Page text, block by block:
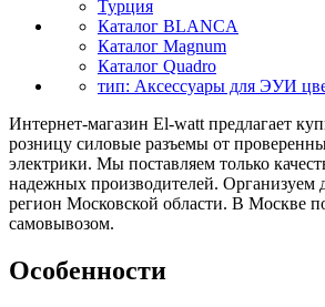
Турция
Каталог BLANCA
Каталог Magnum
Каталог Quadro
тип: Аксессуары для ЭУИ
Интернет-магазин El-watt предлагает
розницу силовые разъемы от
электрики. Мы поставляем только
надежных производителей. Организуем
регион Московской области. В Москве
самовывозом.
Особенности